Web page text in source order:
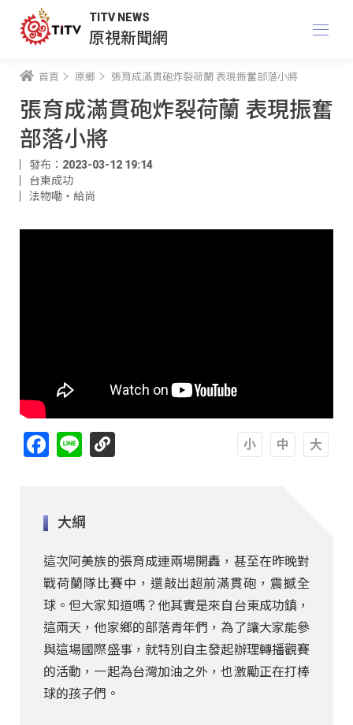
TITV NEWS
原視新聞網
首頁 原鄉 張育成滿貫砲炸裂荷蘭 表現振奮部落小將
張育成滿貫砲炸裂荷蘭 表現振奮
部落小將
發布：2023-03-12 19:14
台東成功
法物嘞‧給尚
Facebook
Line
大綱
這次阿美族的張育成連兩場開轟，甚至在昨晚對
戰荷蘭隊比賽中，還敲出超前滿貫砲，震撼全
球。但大家知道嗎？他其實是來自台東成功鎮，
這兩天，他家鄉的部落青年們，為了讓大家能參
與這場國際盛事，就特別自主發起辦理轉播觀賽
的活動，一起為台灣加油之外，也激勵正在打棒
球的孩子們。